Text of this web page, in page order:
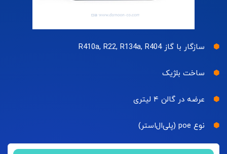
سازگار با گاز R410a, R22, R134a, R404
ساخت بلژیک
عرضه در گالن‌ ۴ لیتری
نوع poe (پلی‌ال‌استر)